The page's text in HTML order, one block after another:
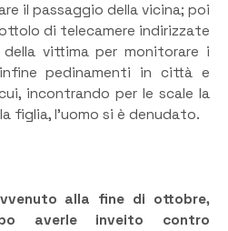
il passaggio della vicina; poi
di telecamere indirizzate
vittima per monitorare i
pedinamenti in città e
incontrando per le scale la
figlia, l’uomo si è denudato.
alla fine di ottobre,
averle inveito contro